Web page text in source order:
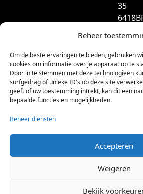
Beheer
Om de beste ervaringen te bieden, gebruiken
cookies om informatie over je apparaat op te
Door in te stemmen met deze technologieën
surfgedrag of unieke ID's op deze site
geeft of uw toestemming intrekt, kan dit een
bepaalde functies en mogelijkheden.
Beheer diensten
Accepteren
Weigeren
Bekijk
35
+31
KvK-
Btw-
2026 Dutch LRS